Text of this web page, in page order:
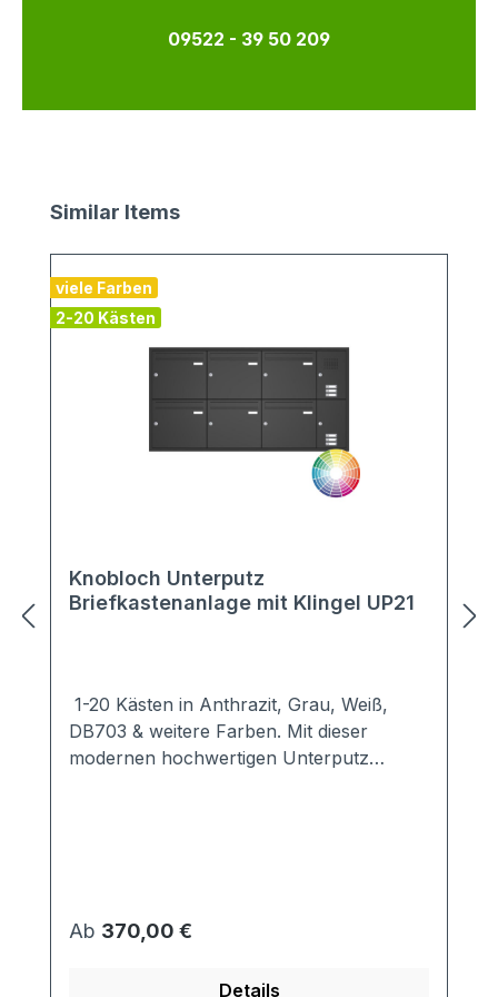
09522 - 39 50 209
Produktgalerie überspringen
Similar Items
viele Farben
2-20 Kästen
Knobloch Unterputz
Briefkastenanlage mit Klingel UP21
1-20 Kästen in Anthrazit, Grau, Weiß,
DB703 & weitere Farben. Mit dieser
modernen hochwertigen Unterputz
Wind und Wetter.Die Kästen der Unterputz
Briefkastenanlage UP21 sind
Regulärer Preis:
Ab 370,00 €
Details